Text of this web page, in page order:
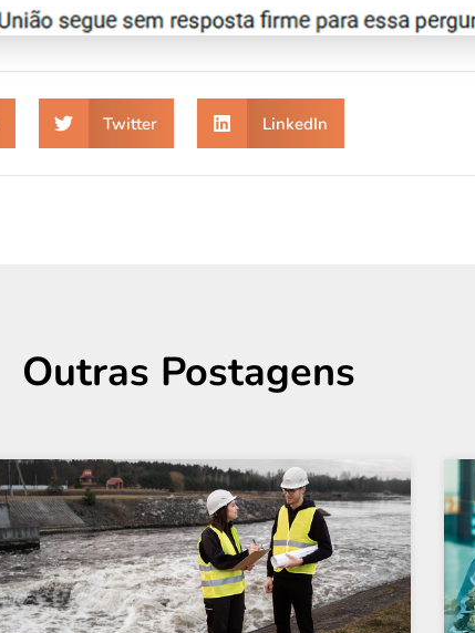
Twitter LinkedIn
Outras Postagens